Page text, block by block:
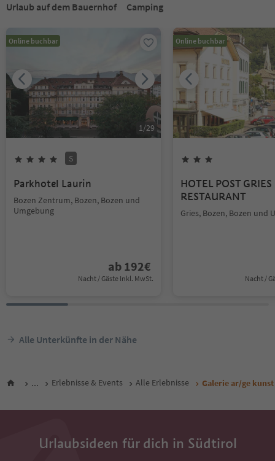
Urlaub auf dem Bauernhof
Camping
Online buchbar
1/29
S
Parkhotel Laurin
Bozen Zentrum, Bozen, Bozen und
Umgebung
ab 192€
Nacht / Gäste Inkl. MwSt.
Online buchbar
HOTEL POST
RESTAURANT
Gries, Bozen, Bozen und
Nacht /
Alle Unterkünfte in der Nähe
... Erlebnisse & Events Alle Erlebnisse Galerie ar/ge kunst
Urlaubsideen für dich in Südtirol